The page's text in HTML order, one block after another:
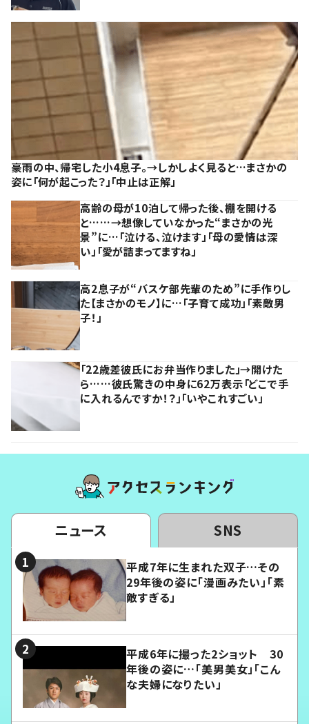
豪雨の中、帰宅した小4息子。→しかしよく見ると…まさかの
姿に「何が起こった？」「中止は正解」
高齢の母が10泊して帰った後、棚を開ける
と……→想像していなかった“まさかの光
景”に…「泣ける、泣けます」「母の愛情は深
い」「愛が詰まってますね」
高2息子が“バスケ部先輩のため”に手作りし
た【まさかのモノ】に…「子育て成功」「素敵男
子！」
「22歳差彼氏にお弁当作りました」→開けた
ら……彼氏驚きの中身に62万表示「どこで手
に入れるんですか！？」「いやこれすごい」
ニュース SNS
平成7年に生まれた双子…その
29年後の姿に「漫画みたい」「素
敵すぎる」
平成6年に撮った2ショット 30
年後の姿に…「美男美女」「こん
な夫婦になりたい」